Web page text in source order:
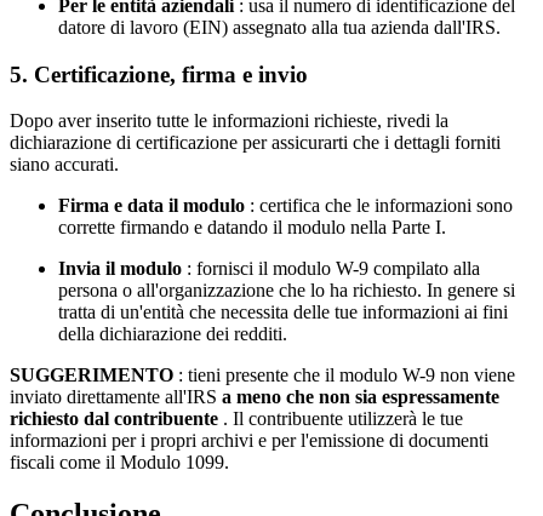
Per le entità aziendali : usa il numero di identificazione del
datore di lavoro (EIN) assegnato alla tua azienda dall'IRS.
5. Certificazione, firma e invio
Dopo aver inserito tutte le informazioni richieste, rivedi la
dichiarazione di certificazione per assicurarti che i dettagli forniti
siano accurati.
Firma e data il modulo : certifica che le informazioni sono
corrette firmando e datando il modulo nella Parte I.
Invia il modulo : fornisci il modulo W-9 compilato alla
persona o all'organizzazione che lo ha richiesto. In genere si
tratta di un'entità che necessita delle tue informazioni ai fini
della dichiarazione dei redditi.
SUGGERIMENTO : tieni presente che il modulo W-9 non viene
inviato direttamente all'IRS a meno che non sia espressamente
richiesto dal contribuente . Il contribuente utilizzerà le tue
informazioni per i propri archivi e per l'emissione di documenti
fiscali come il Modulo 1099.